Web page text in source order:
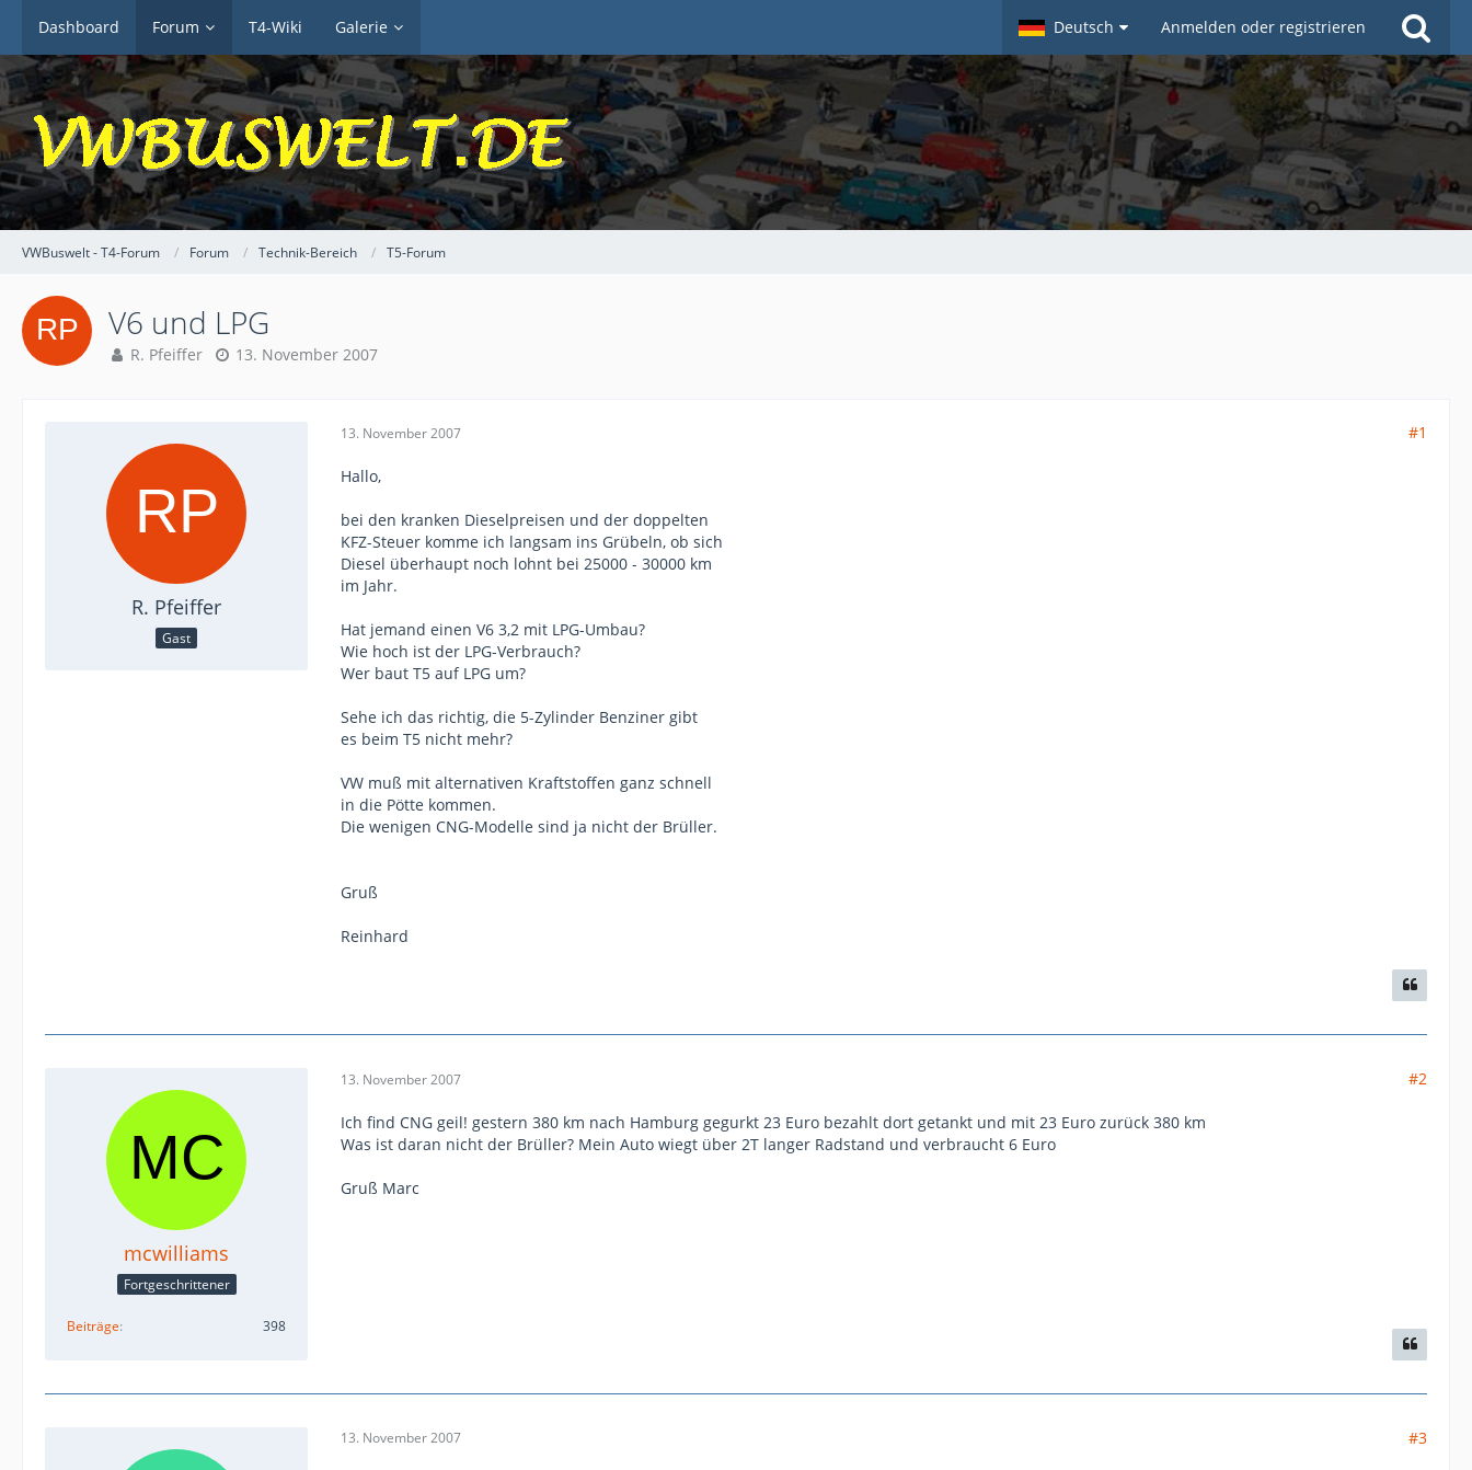
Dashboard Forum T4-Wiki Galerie Deutsch Anmelden oder registrieren
VWBuswelt - T4-Forum Forum Technik-Bereich T5-Forum
V6 und LPG
R. Pfeiffer 13. November 2007
R. Pfeiffer
Gast
13. November 2007 #1
Hallo,
bei den kranken Dieselpreisen und der doppelten
KFZ-Steuer komme ich langsam ins Grübeln, ob sich
Diesel überhaupt noch lohnt bei 25000 - 30000 km
im Jahr.
Hat jemand einen V6 3,2 mit LPG-Umbau?
Wie hoch ist der LPG-Verbrauch?
Wer baut T5 auf LPG um?
Sehe ich das richtig, die 5-Zylinder Benziner gibt
es beim T5 nicht mehr?
VW muß mit alternativen Kraftstoffen ganz schnell
in die Pötte kommen.
Die wenigen CNG-Modelle sind ja nicht der Brüller.
Gruß
Reinhard
mcwilliams
Fortgeschrittener
Beiträge 398
13. November 2007 #2
Ich find CNG geil! gestern 380 km nach Hamburg gegurkt 23 Euro bezahlt dort getankt und mit 23 Euro zurück 380 km
Was ist daran nicht der Brüller? Mein Auto wiegt über 2T langer Radstand und verbraucht 6 Euro
Gruß Marc
13. November 2007 #3